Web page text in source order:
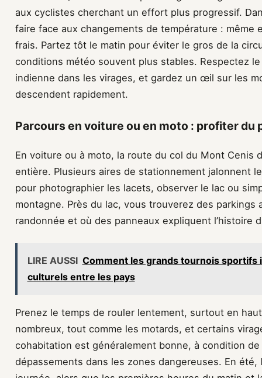
aux cyclistes cherchant un effort plus progressif.
faire face aux changements de température :
frais. Partez tôt le matin pour éviter le gros de la
conditions météo souvent plus stables. Respectez
indienne dans les virages, et gardez un œil sur les
descendent rapidement.
Parcours en voiture ou en moto : profiter du
En voiture ou à moto, la route du col du Mont Cenis
entière. Plusieurs aires de stationnement jalonnent
pour photographier les lacets, observer le lac ou
montagne. Près du lac, vous trouverez des parkings
randonnée et où des panneaux expliquent l’histoire
LIRE AUSSI Comment les grands tournois
culturels entre les pays
Prenez le temps de rouler lentement, surtout en
nombreux, tout comme les motards, et certains
cohabitation est généralement bonne, à condition
dépassements dans les zones dangereuses. En